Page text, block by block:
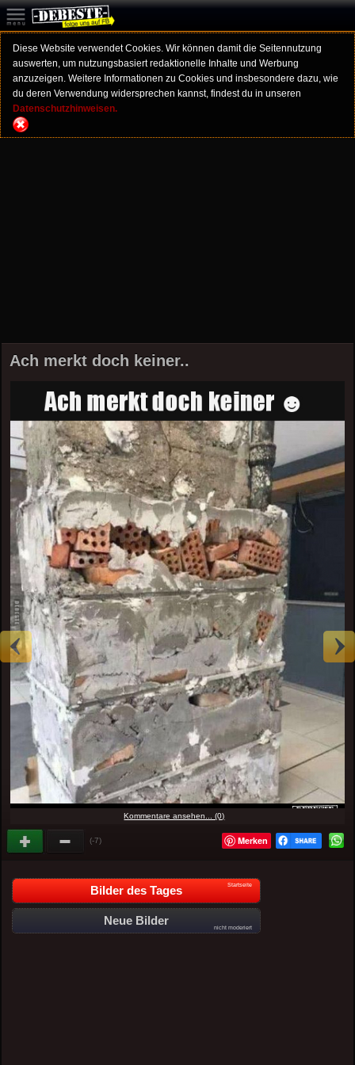
Diese Website verwendet Cookies. Wir können damit die Seitennutzung
auswerten, um nutzungsbasiert redaktionelle Inhalte und Werbung
anzuzeigen. Weitere Informationen zu Cookies und insbesondere dazu, wie
du deren Verwendung widersprechen kannst, findest du in unseren
Datenschutzhinweisen.
Ach merkt doch keiner..
Kommentare ansehen... (0)
(-7) Merken
Bilder des Tages Startseite
Neue Bilder
nicht moderiert